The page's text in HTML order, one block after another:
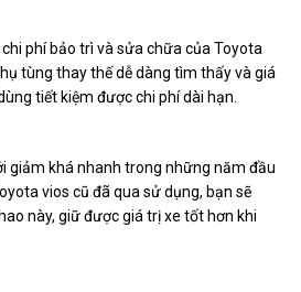
phí bảo trì và sửa chữa của Toyota
tùng thay thế dễ dàng tìm thấy và giá
tiết kiệm được chi phí dài hạn.
giảm khá nhanh trong những năm đầu
vios cũ đã qua sử dụng, bạn sẽ
này, giữ được giá trị xe tốt hơn khi